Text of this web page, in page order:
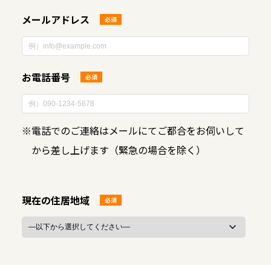
メールアドレス 必須
お電話番号 必須
※電話でのご連絡はメールにてご都合をお伺いして
から差し上げます（緊急の場合を除く）
現在の住居地域 必須